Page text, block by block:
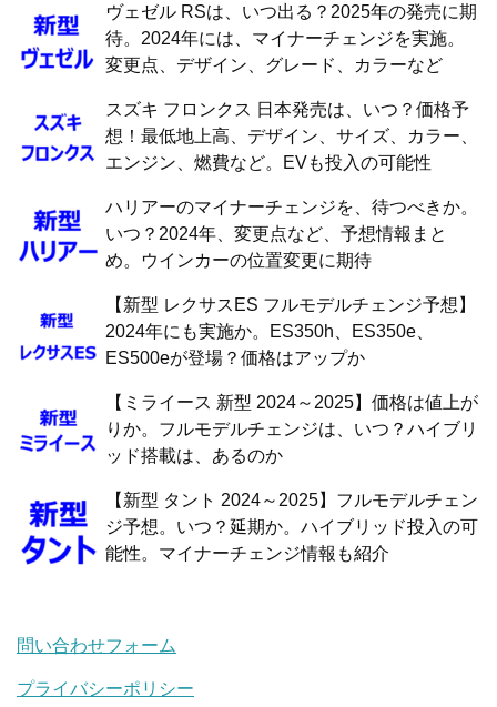
ヴェゼル RSは、いつ出る？2025年の発売に期
待。2024年には、マイナーチェンジを実施。
変更点、デザイン、グレード、カラーなど
スズキ フロンクス 日本発売は、いつ？価格予
想！最低地上高、デザイン、サイズ、カラー、
エンジン、燃費など。EVも投入の可能性
ハリアーのマイナーチェンジを、待つべきか。
いつ？2024年、変更点など、予想情報まと
め。ウインカーの位置変更に期待
【新型 レクサスES フルモデルチェンジ予想】
2024年にも実施か。ES350h、ES350e、
ES500eが登場？価格はアップか
【ミライース 新型 2024～2025】価格は値上が
りか。フルモデルチェンジは、いつ？ハイブリ
ッド搭載は、あるのか
【新型 タント 2024～2025】フルモデルチェン
ジ予想。いつ？延期か。ハイブリッド投入の可
能性。マイナーチェンジ情報も紹介
問い合わせフォーム
プライバシーポリシー